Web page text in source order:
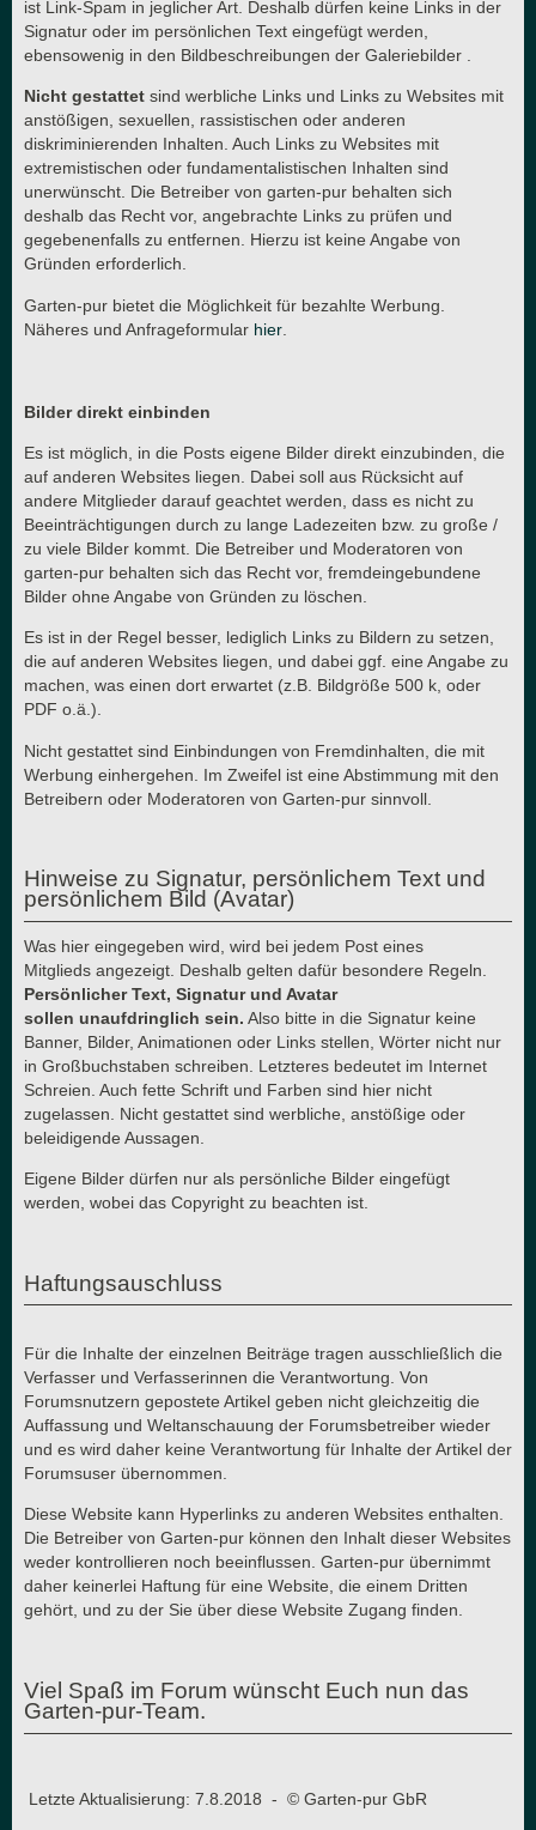
ist Link-Spam in jeglicher Art. Deshalb dürfen keine Links in der
Signatur oder im persönlichen Text eingefügt werden,
ebensowenig in den Bildbeschreibungen der Galeriebilder .
Nicht gestattet sind werbliche Links und Links zu Websites mit
anstößigen, sexuellen, rassistischen oder anderen
diskriminierenden Inhalten. Auch Links zu Websites mit
extremistischen oder fundamentalistischen Inhalten sind
unerwünscht. Die Betreiber von garten-pur behalten sich
deshalb das Recht vor, angebrachte Links zu prüfen und
gegebenenfalls zu entfernen. Hierzu ist keine Angabe von
Gründen erforderlich.
Garten-pur bietet die Möglichkeit für bezahlte Werbung.
Näheres und Anfrageformular hier
Bilder direkt einbinden
Es ist möglich, in die Posts eigene Bilder direkt einzubinden, die
auf anderen Websites liegen. Dabei soll aus Rücksicht auf
andere Mitglieder darauf geachtet werden, dass es nicht zu
Beeinträchtigungen durch zu lange Ladezeiten bzw. zu große /
zu viele Bilder kommt. Die Betreiber und Moderatoren von
garten-pur behalten sich das Recht vor, fremdeingebundene
Bilder ohne Angabe von Gründen zu löschen.
Es ist in der Regel besser, lediglich Links zu Bildern zu setzen,
die auf anderen Websites liegen, und dabei ggf. eine Angabe zu
machen, was einen dort erwartet (z.B. Bildgröße 500 k, oder
PDF o.ä.).
Nicht gestattet sind Einbindungen von Fremdinhalten, die mit
Werbung einhergehen. Im Zweifel ist eine Abstimmung mit den
Betreibern oder Moderatoren von Garten-pur sinnvoll.
Hinweise zu Signatur, persönlichem Text und
persönlichem Bild (Avatar)
Was hier eingegeben wird, wird bei jedem Post eines
Mitglieds angezeigt. Deshalb gelten dafür besondere Regeln.
Persönlicher Text, Signatur und Avatar
sollen unaufdringlich sein. Also bitte in die Signatur keine
Banner, Bilder, Animationen oder Links stellen, Wörter nicht nur
in Großbuchstaben schreiben. Letzteres bedeutet im Internet
Schreien. Auch fette Schrift und Farben sind hier nicht
zugelassen. Nicht gestattet sind werbliche, anstößige oder
beleidigende Aussagen.
Eigene Bilder dürfen nur als persönliche Bilder eingefügt
werden, wobei das Copyright zu beachten ist.
Haftungsauschluss
Für die Inhalte der einzelnen Beiträge tragen ausschließlich die
Verfasser und Verfasserinnen die Verantwortung. Von
Forumsnutzern gepostete Artikel geben nicht gleichzeitig die
Auffassung und Weltanschauung der Forumsbetreiber wieder
und es wird daher keine Verantwortung für Inhalte der Artikel der
Forumsuser übernommen.
Diese Website kann Hyperlinks zu anderen Websites enthalten.
Die Betreiber von Garten-pur können den Inhalt dieser Websites
weder kontrollieren noch beeinflussen. Garten-pur übernimmt
daher keinerlei Haftung für eine Website, die einem Dritten
gehört, und zu der Sie über diese Website Zugang finden.
Viel Spaß im Forum wünscht Euch nun das
Garten-pur-Team.
Letzte Aktualisierung: 7.8.2018 - © Garten-pur GbR